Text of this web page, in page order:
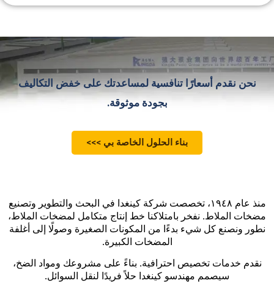
نحن نقدم أسعارًا تنافسية لمساعدتك على خفض التكاليف
بجودة موثوقة.
بناء الحلول الخاصة بي >>>
منذ عام ١٩٤٨، تخصصت شركة كينغدا في البحث والتطوير وتصنيع
مضخات الملاط. نفخر بامتلاكنا خط إنتاج متكامل لمضخات الملاط،
نطور ونصنع كل شيء بدءًا من المكونات الصغيرة وصولًا إلى أغلفة
المضخات الكبيرة.
نقدم خدمات تخصيص احترافية. بناءً على مشروعك ومواد الضخ،
سيصمم مهندسو كينغدا حلاً فريدًا لنقل السوائل.